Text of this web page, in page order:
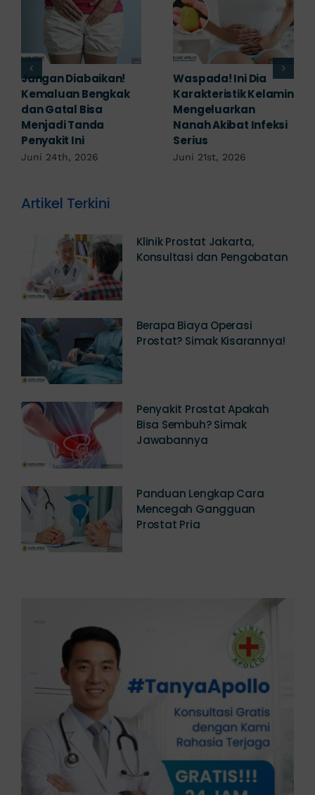
Banyak yang
Mengabaikan,
Padahal Habis
Berhubungan
Kemaluan Gatal Bisa
Jadi Tanda IMS!
Tampak Ringan,
Waspada Ini Gejala
Kutil Kelamin yang
Berbahaya!
Juni 14th, 2026
Klinik Prostat Jakarta,
Berapa Biaya Operasi
Penyakit Prostat Apakah
Bisa Sembuh? Simak
Panduan Lengkap Cara
Mencegah Gangguan